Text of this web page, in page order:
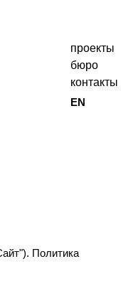
проекты
бюро
контакты
EN
Политика